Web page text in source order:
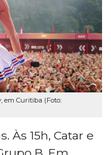
em Curitiba (Foto:
Às 15h, Catar e